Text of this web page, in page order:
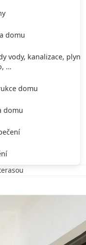
domu
vody, kanalizace, plynu,
…
domu
domu